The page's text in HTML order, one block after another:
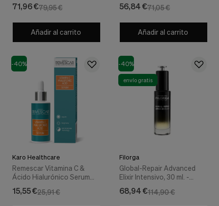
utilizan
web.
Cookies de marketing
utilizadas
interesantes
costumbres
79,95 €
71,96 €
Añadir al carrito
71,05 €
56,84 €
Añadir al carrito
-40%
Karo Healthcare
Remescar Vitamina C &
Ácido Hialurónico Serum
Remescar25,91 €
15,55 €
-40%
envío gratis
Filorga
Global-Repair Advanced
Elixir Intensivo, 30 ml. -
114,90 €
68,94 €